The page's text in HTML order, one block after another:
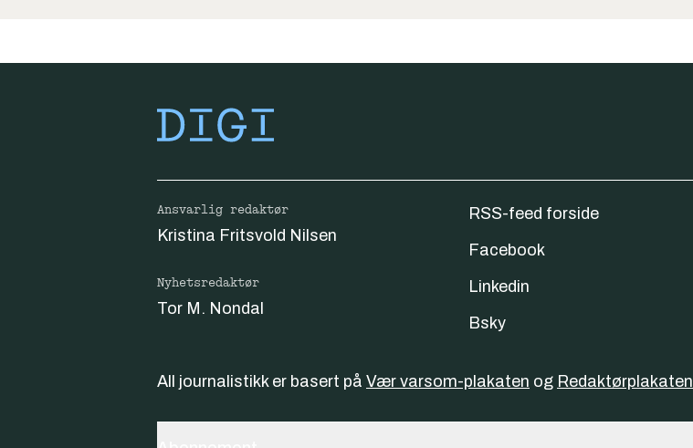
Ansvarlig redaktør
Kristina Fritsvold Nilsen
Nyhetsredaktør
Tor M. Nondal
RSS-feed forside
Facebook
Linkedin
Bsky
All journalistikk er basert på Vær varsom-plakaten og Redaktørplakaten